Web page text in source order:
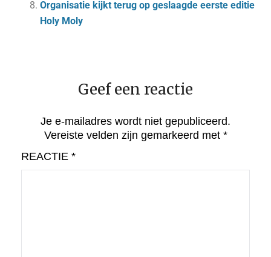
Organisatie kijkt terug op geslaagde eerste editie
Holy Moly
Geef een reactie
Je e-mailadres wordt niet gepubliceerd.
Vereiste velden zijn gemarkeerd met *
REACTIE *